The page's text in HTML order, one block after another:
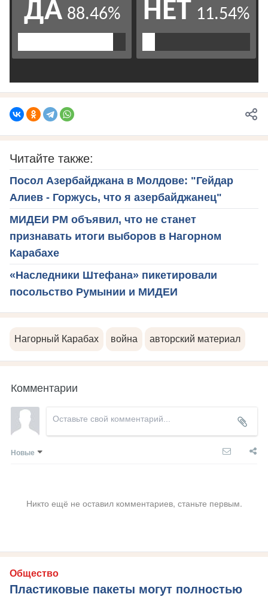
Читайте также:
Посол Азербайджана в Молдове: "Гейдар
Алиев - Горжусь, что я азербайджанец"
МИДЕИ РМ объявил, что не станет
признавать итоги выборов в Нагорном
Карабахе
«Наследники Штефана» пикетировали
посольство Румынии и МИДЕИ
Нагорный Карабах война авторский материал
Комментарии
Новые
Никто ещё не оставил комментариев, станьте первым.
Общество
Пластиковые пакеты могут полностью